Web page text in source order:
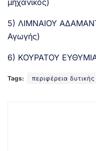
μηχανικός)
5) ΛΙΜΝΑΙΟΥ
Αγωγής)
6) ΚΟΥΡΑΤΟΥ ΕΥΘΥΜΙΑ
Tags: περιφέρεια